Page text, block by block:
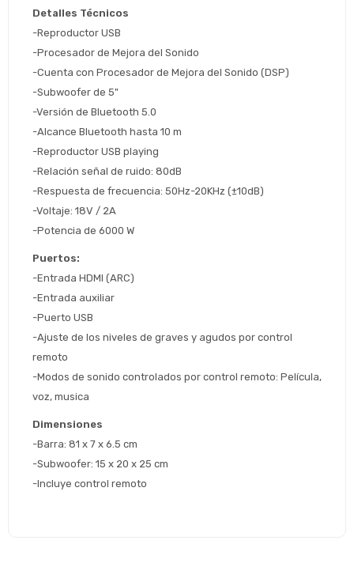
Detalles Técnicos
-Reproductor USB
-Procesador de Mejora del Sonido
-Cuenta con Procesador de Mejora del Sonido (DSP)
-Subwoofer de 5"
-Versión de Bluetooth 5.0
-Alcance Bluetooth hasta 10 m
-Reproductor USB playing
-Relación señal de ruido: 80dB
-Respuesta de frecuencia: 50Hz-20KHz (±10dB)
-Voltaje: 18V / 2A
-Potencia de 6000 W
Puertos:
-Entrada HDMI (ARC)
-Entrada auxiliar
-Puerto USB
-Ajuste de los niveles de graves y agudos por control
remoto
-Modos de sonido controlados por control remoto: Película,
voz, musica
Dimensiones
-Barra: 81 x 7 x 6.5 cm
-Subwoofer: 15 x 20 x 25 cm
-Incluye control remoto
cuotas y sin tocar tu
tarjeta de crédito
Continuar
¡Tenés hasta
de pago
Parece que no tenes oferta, lamentamos
el inconveniente, por cualquier duda
preguntas@pagodespues.com.uy
¡Algo salió mal!
Por favor intenta nuevamente mas tarde.